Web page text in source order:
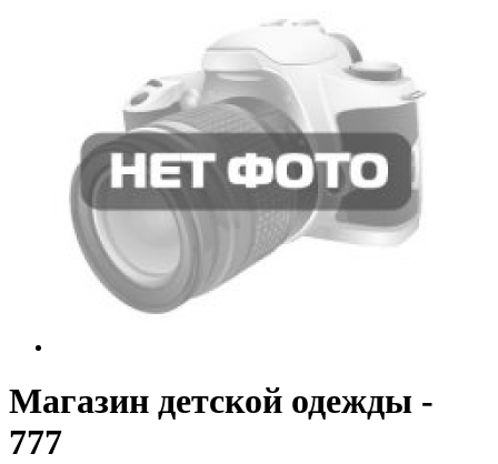
Магазин детской одежды -
777